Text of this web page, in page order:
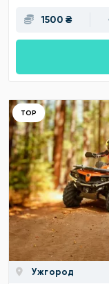
1500 ₴
ТОР
Ужгород